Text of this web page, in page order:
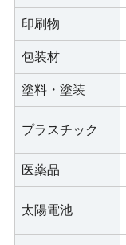
印刷物
包装材
塗料・塗装
プラスチック
医薬品
太陽電池